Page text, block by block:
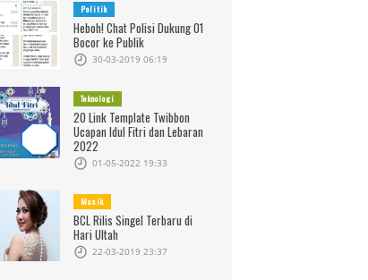
Politik
Heboh! Chat Polisi Dukung 01
Bocor ke Publik
30-03-2019 06:19
Teknologi
20 Link Template Twibbon
Ucapan Idul Fitri dan Lebaran
2022
01-05-2022 19:33
Musik
BCL Rilis Singel Terbaru di
Hari Ultah
22-03-2019 23:37